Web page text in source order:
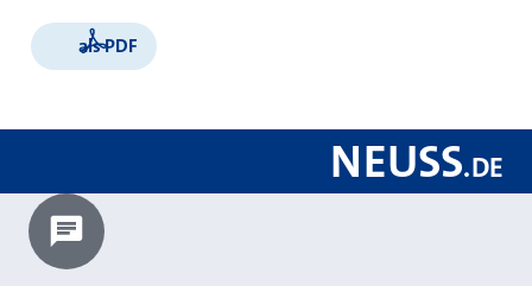
als PDF
NEUSS.DE
Chatbot laden?